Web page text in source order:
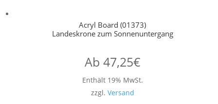
Acryl Board (01373)
Landeskrone zum Sonnenuntergang
Ab 47,25€
Enthält 19% MwSt.
zzgl. Versand